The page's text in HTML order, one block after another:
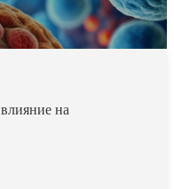
на